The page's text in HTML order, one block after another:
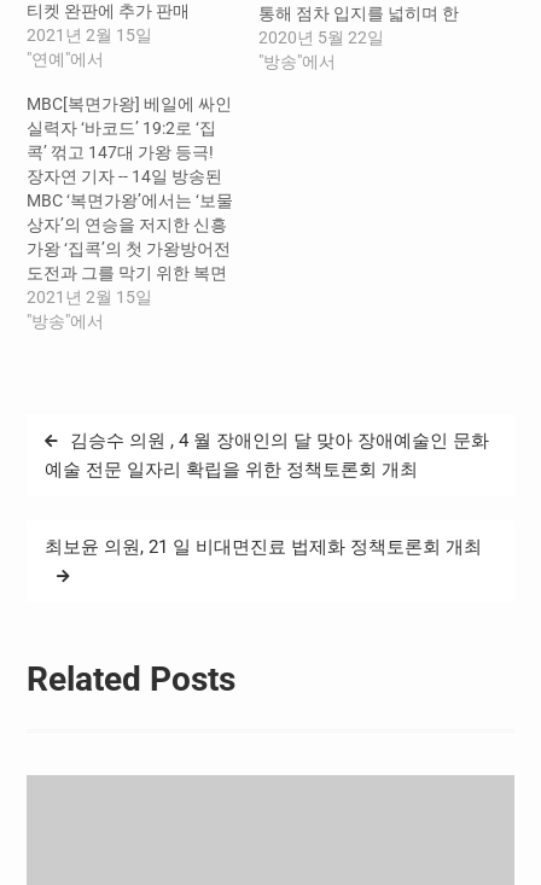
티켓 완판에 추가 판매
2021년 2월 15일
"연예"에서
통해 점차 입지를 넓히며 한
국 사회에 거센 열풍을 불러
왔다. 24일 일요일 밤 11시 5
2020년 5월 22일
"방송"에서
MBC[복면가왕] 베일에 싸인
실력자 ‘바코드’ 19:2로 ‘집
콕’ 꺾고 147대 가왕 등극!
장자연 기자 -- 14일 방송된
MBC ‘복면가왕’에서는 ‘보물
상자’의 연승을 저지한 신흥
가왕 ‘집콕’의 첫 가왕방어전
도전과 그를 막기 위한 복면
가수 4인의 불꽃 튀는 무대
가 펼쳐졌다. 특히 이날 방송
다. 이적 <같이 걸을까>, 김
조한 <사랑에 빠지고 싶다>
2021년 2월 15일
"방송"에서
글
탐
김승수 의원 , 4 월 장애인의 달 맞아 장애예술인 문화
예술 전문 일자리 확립을 위한 정책토론회 개최
최보윤 의원, 21 일 비대면진료 법제화 정책토론회 개최
Related Posts